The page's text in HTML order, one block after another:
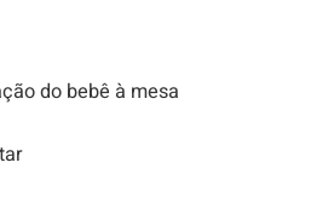
do bebê à mesa